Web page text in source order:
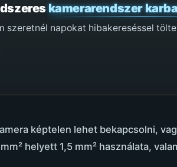
kamerarendszer
szeretnél napokat hibakereséssel
képtelen lehet bekapcsolni,
helyett 1,5 mm² használata,